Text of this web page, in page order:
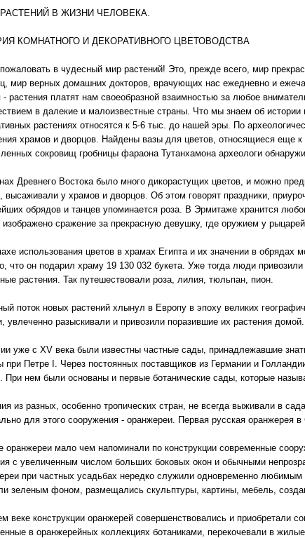
В ЖИЗНИ ЧЕЛОВЕКА.
КОМНАТНОГО И ДЕКОРАТИВНОГО ЦВЕТОВОДСТВА
в чудесный мир растений! Это, прежде всего, мир
мир верных домашних докторов, врачующих нас ежедневно и
- растения платят нам своеобразной взаимностью за любое
в далекие и малоизвестные страны. Что мы знаем об истории
растениях относятся к 5-6 тыс. до нашей эры. По
храмов и дворцов. Найдены вазы для цветов, относящиеся еще
сокровищ гробницы фараона Тутанхамона археологи
Древнего Востока было много дикорастущих цветов, и можно
высаживали у храмов и дворцов. Об этом говорят праздники,
обрядов и танцев упоминается роза. В Эрмитаже хранится
изображено сражение за прекрасную девушку, где оружием у
использования цветов в храмах Египта и их значении в
что он подарил храму 19 130 032 букета. Уже тогда люди
растения. Так путешествовали роза, лилия, тюльпан, пион.
поток новых растений хлынул в Европу в эпоху великих
увлеченно разыскивали и привозили поразившие их растения домой.
уже с XV века были известны частные сады, принадлежавшие
при Петре I. Через постоянных поставщиков из Германии и
При нем были основаны и первые ботанические сады, которые
из разных, особенно тропических стран, не всегда выживали в
для этого сооружения - оранжереи. Первая русская оранжерея
оранжереи мало чем напоминали по конструкции современные
с увеличенным числом больших боковых окон и обычными
при частных усадьбах нередко служили одновременно
зеленым фоном, размещались скульптуры, картины, мебель,
веке конструкции оранжерей совершенствовались и приобретали
в оранжерейных коллекциях ботаниками, перекочевали в